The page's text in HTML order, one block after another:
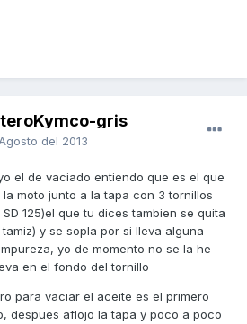
gris
del 2013
el de vaciado entiendo que es el que
moto junto a la tapa con 3 tornillos
125)el que tu dices tambien se quita
y se sopla por si lleva alguna
yo de momento no se la he
en el fondo del tornillo
para vaciar el aceite es el primero
despues aflojo la tapa y poco a poco